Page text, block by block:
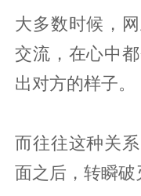
大多数时候，
交流，在心中
出对方的样子。
而往往这种关
面之后，转瞬破